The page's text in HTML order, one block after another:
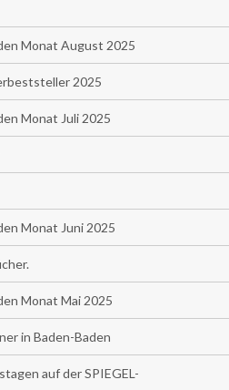
Monat August 2025
2025
Monat Juli 2025
Monat Juni 2025
Monat Mai 2025
in Baden-Baden
auf der SPIEGEL-